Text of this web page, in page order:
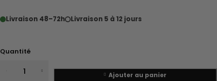
Livraison 48–72h Livraison 5 à 12 jours
Quantité
Ajouter au panier